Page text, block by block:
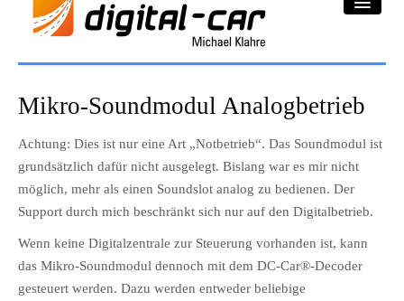
Galerie
Downloadbereich
Impressum
Datenschutzerklärung
Mikro-Soundmodul Analogbetrieb
Achtung: Dies ist nur eine Art „Notbetrieb“. Das Soundmodul ist
grundsätzlich dafür nicht ausgelegt. Bislang war es mir nicht
möglich, mehr als einen Soundslot analog zu bedienen. Der
Support durch mich beschränkt sich nur auf den Digitalbetrieb.
Wenn keine Digitalzentrale zur Steuerung vorhanden ist, kann
das Mikro-Soundmodul dennoch mit dem DC-Car®-Decoder
gesteuert werden. Dazu werden entweder beliebige